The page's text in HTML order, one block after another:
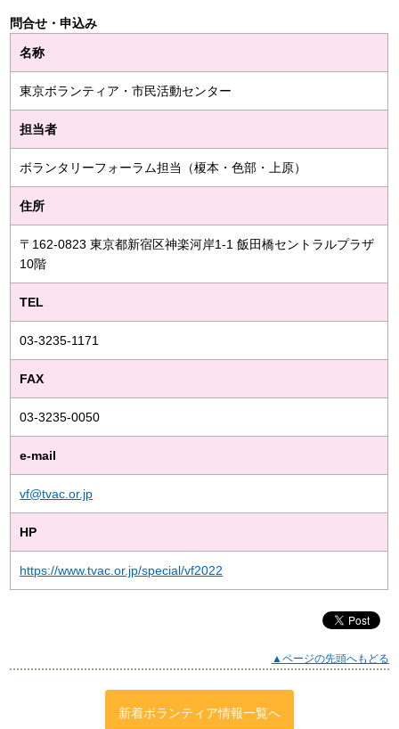
問合せ・申込み
名称
東京ボランティア・市民活動センター
担当者
ボランタリーフォーラム担当（榎本・色部・上原）
住所
〒162-0823 東京都新宿区神楽河岸1-1 飯田橋セントラルプラザ
10階
TEL
03-3235-1171
FAX
03-3235-0050
e-mail
vf@tvac.or.jp
HP
https://www.tvac.or.jp/special/vf2022
▲ページの先頭へもどる
新着ボランティア情報一覧へ